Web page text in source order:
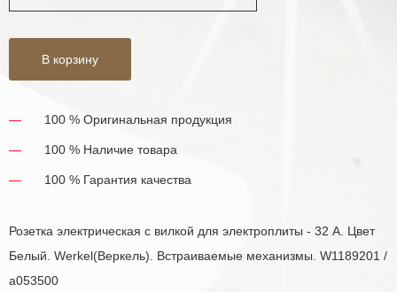
В корзину
100 % Оригинальная продукция
100 % Наличие товара
100 % Гарантия качества
Розетка электрическая с вилкой для электроплиты - 32 A. Цвет
Белый. Werkel(Веркель). Встраиваемые механизмы. W1189201 /
a053500